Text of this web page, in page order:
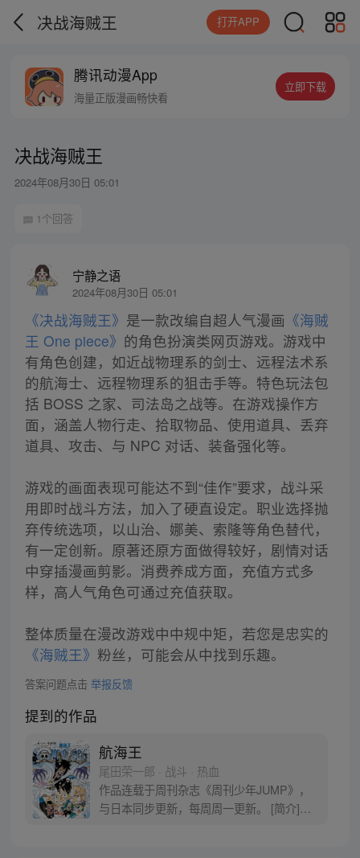
决战海贼王 打开APP
腾讯动漫App
海量正版漫画畅快看
立即下载
决战海贼王
2024年08月30日 05:01
1个回答
宁静之语
2024年08月30日 05:01
《决战海贼王》 是一款改编自超人气漫画 《海贼
王 One piece》 的角色扮演类网页游戏。游戏中
有角色创建，如近战物理系的剑士、远程法术系
的航海士、远程物理系的狙击手等。特色玩法包
括 BOSS 之家、司法岛之战等。在游戏操作方
面，涵盖人物行走、拾取物品、使用道具、丢弃
道具、攻击、与 NPC 对话、装备强化等。
游戏的画面表现可能达不到“佳作”要求，战斗采
用即时战斗方法，加入了硬直设定。职业选择抛
弃传统选项，以山治、娜美、索隆等角色替代，
有一定创新。原著还原方面做得较好，剧情对话
中穿插漫画剪影。消费养成方面，充值方式多
样，高人气角色可通过充值获取。
整体质量在漫改游戏中中规中矩，若您是忠实的
《海贼王》 粉丝，可能会从中找到乐趣。
答案问题点击 举报反馈
提到的作品
航海王
尾田荣一郎 · 战斗 · 热血
作品连载于周刊杂志《周刊少年JUMP》，
与日本同步更新，每周周一更新。 [简介]有